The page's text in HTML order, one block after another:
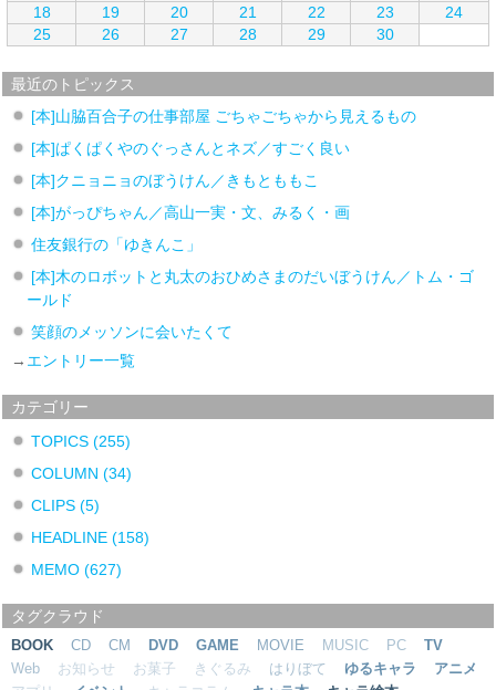
18
19 20 21 22 23
24
25
26 27 28 29 30
最近のトピックス
[本]山脇百合子の仕事部屋 ごちゃごちゃから見えるもの
[本]ぱくぱくやのぐっさんとネズ／すごく良い
[本]クニョニョのぼうけん／きもとももこ
[本]がっぴちゃん／高山一実・文、みるく・画
住友銀行の「ゆきんこ」
[本]木のロボットと丸太のおひめさまのだいぼうけん／トム・ゴ
ールド
笑顔のメッソンに会いたくて
→ エントリー一覧
カテゴリー
TOPICS(255)
COLUMN(34)
CLIPS(5)
HEADLINE(158)
MEMO(627)
タグクラウド
BOOK CD CM DVD GAME MOVIE MUSIC PC
TV
Web
お知らせ お菓子 きぐるみ はりぼて ゆるキャラ
アニメ